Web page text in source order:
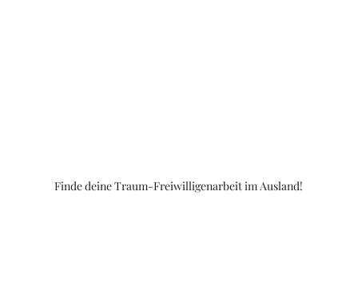
Finde deine Traum-Freiwilligenarbeit im Ausland!